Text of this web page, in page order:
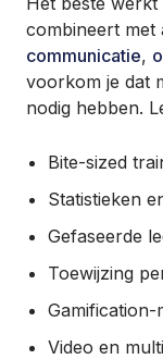
combineert met
communicatie,
voorkom je dat
nodig hebben.
Bite-sized
Statistieken
Gefaseerde
Toewijzing
Gamification-
Video en